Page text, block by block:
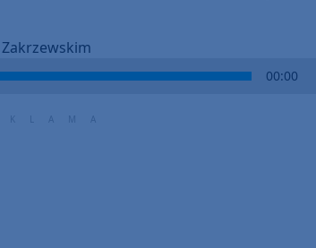
00:00